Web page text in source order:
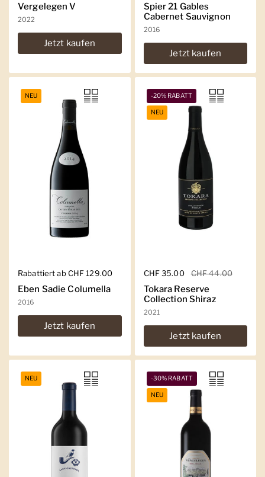
Vergelegen V
2022
Jetzt kaufen
Spier 21 Gables
Cabernet Sauvignon
2016
Jetzt kaufen
Regulärer Preis
Rabattiert ab CHF 129.00
Eben Sadie Columella
2016
Jetzt kaufen
NEU
Regulärer Preis
CHF 35.00 Sale-Preis
CHF 44.00
Tokara Reserve
Collection Shiraz
2021
Jetzt kaufen
-20% RABATT
NEU
NEU -30% RABATT
NEU